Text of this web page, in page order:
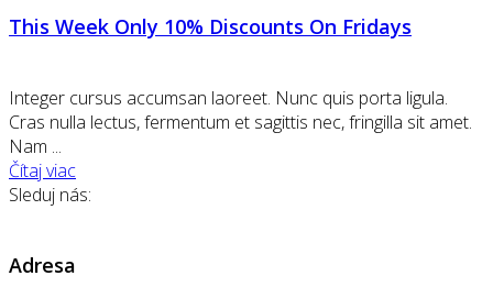
This Week Only 10% Discounts On Fridays
Integer cursus accumsan laoreet. Nunc quis porta ligula.
Cras nulla lectus, fermentum et sagittis nec, fringilla sit amet.
Nam ...
Čítaj viac
Sleduj nás:
Adresa